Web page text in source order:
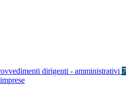
dirigenti - amministrativi 7